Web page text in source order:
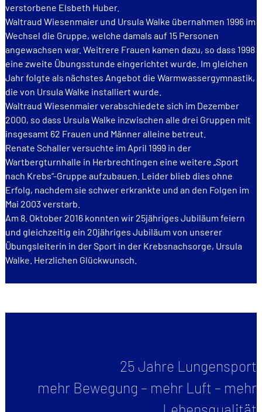
verstorbene Elsbeth Huber.
Waltraud Wiesenmaier und Ursula Walke übernahmen 1996 im
Wechsel die Gruppe, welche damals auf 15 Personen
angewachsen war. Weitrere Frauen kamen dazu, so dass 1998
eine zweite Übungsstunde eingerichtet wurde. Im gleichen
Jahr folgte als nächstes Angebot die Warmwassergymnastik,
die von Ursula Walke installiert wurde.
Waltraud Wiesenmaier verabschiedete sich im Dezember
2000, so dass Ursula Walke inzwischen alle drei Gruppen mit
insgesamt 62 Frauen und Männer alleine betreut.
Renate Schaller versuchte im April 1999 in der
Wartbergturnhalle in Herbrechtingen eine weitere „Sport
nach Krebs“-Gruppe aufzubauen. Leider blieb dies ohne
Erfolg, nachdem sie schwer erkrankte und an den Folgen im
Mai 2003 verstarb.
Am 8. Oktober 2016 konnten wir 25jähriges Jubiläum feiern
und gleichzeitig ein 20jähriges Jubiläum von unserer
Übungsleiterin in der Sport in der Krebsnachsorge, Ursula
Walke. Herzlichen Glückwunsch.
25 Jahre Lungensport
mehr Bewegung – mehr Luft – mehr